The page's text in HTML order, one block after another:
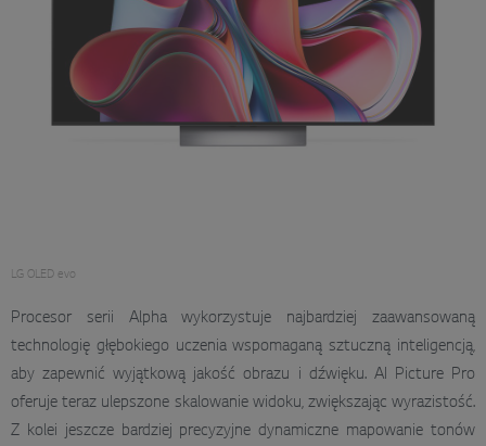
LG OLED evo
Procesor serii Alpha wykorzystuje najbardziej zaawansowaną
technologię głębokiego uczenia wspomaganą sztuczną inteligencją,
aby zapewnić wyjątkową jakość obrazu i dźwięku. AI Picture Pro
oferuje teraz ulepszone skalowanie widoku, zwiększając wyrazistość.
Z kolei jeszcze bardziej precyzyjne dynamiczne mapowanie tonów